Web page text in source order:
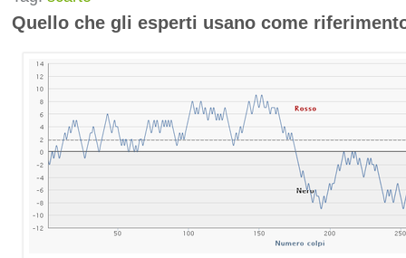
Quello che gli esperti usano come